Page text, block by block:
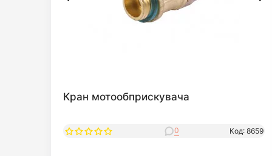
Кран мотообприскувача
0 Код: 8659